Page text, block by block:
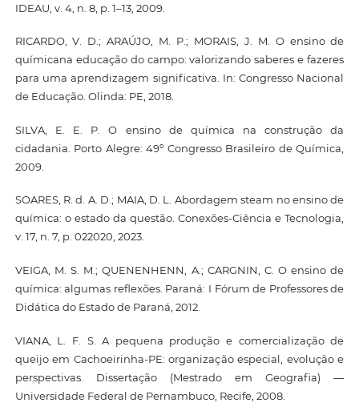
IDEAU, v. 4, n. 8, p. 1–13, 2009.
RICARDO, V. D.; ARAÚJO, M. P.; MORAIS, J. M. O ensino de
químicana educação do campo: valorizando saberes e fazeres
para uma aprendizagem significativa. In: Congresso Nacional
de Educação. Olinda: PE, 2018.
SILVA, E. E. P. O ensino de química na construção da
cidadania. Porto Alegre: 49º Congresso Brasileiro de Química,
2009.
SOARES, R. d. A. D.; MAIA, D. L. Abordagem steam no ensino de
química: o estado da questão. Conexões-Ciência e Tecnologia,
v. 17, n. 7, p. 022020, 2023.
VEIGA, M. S. M.; QUENENHENN, A.; CARGNIN, C. O ensino de
química: algumas reflexões. Paraná: I Fórum de Professores de
Didática do Estado de Paraná, 2012.
VIANA, L. F. S. A pequena produção e comercialização de
queijo em Cachoeirinha-PE: organização especial, evolução e
perspectivas. Dissertação (Mestrado em Geografia) —
Universidade Federal de Pernambuco, Recife, 2008.